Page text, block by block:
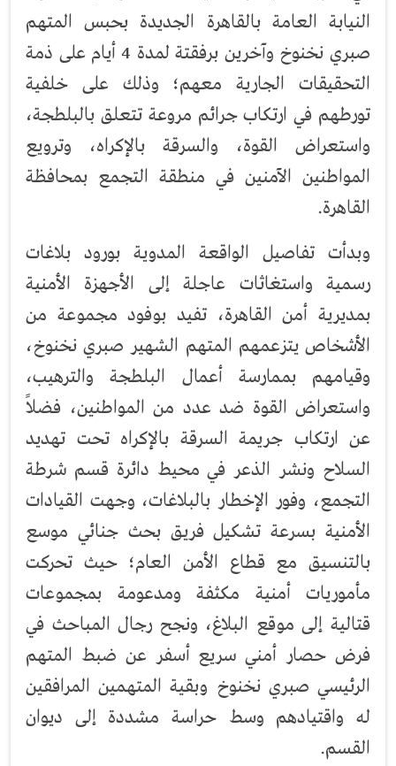
النيابة العامة بالقاهرة الجديدة بحبس المتهم
صبري نخنوخ وآخرين برفقتة لمدة 4 أيام على ذمة
التحقيقات الجارية معهم؛ وذلك على خلفية
تورطهم في ارتكاب جرائم مروعة تتعلق بالبلطجة،
واستعراض القوة، والسرقة بالإكراه، وترويع
المواطنين الآمنين في منطقة التجمع بمحافظة
القاهرة.
وبدأت تفاصيل الواقعة المدوية بورود بلاغات
رسمية واستغاثات عاجلة إلى الأجهزة الأمنية
بمديرية أمن القاهرة، تفيد بوفود مجموعة من
الأشخاص يتزعمهم المتهم الشهير صبري نخنوخ،
وقيامهم بممارسة أعمال البلطجة والترهيب،
واستعراض القوة ضد عدد من المواطنين، فضلاً
عن ارتكاب جريمة السرقة بالإكراه تحت تهديد
السلاح ونشر الذعر في محيط دائرة قسم شرطة
التجمع، وفور الإخطار بالبلاغات، وجهت القيادات
الأمنية بسرعة تشكيل فريق بحث جنائي موسع
بالتنسيق مع قطاع الأمن العام؛ حيث تحركت
مأموريات أمنية مكثفة ومدعومة بمجموعات
قتالية إلى موقع البلاغ، ونجح رجال المباحث في
فرض حصار أمني سريع أسفر عن ضبط المتهم
الرئيسي صبري نخنوخ وبقية المتهمين المرافقين
له واقتيادهم وسط حراسة مشددة إلى ديوان
القسم.